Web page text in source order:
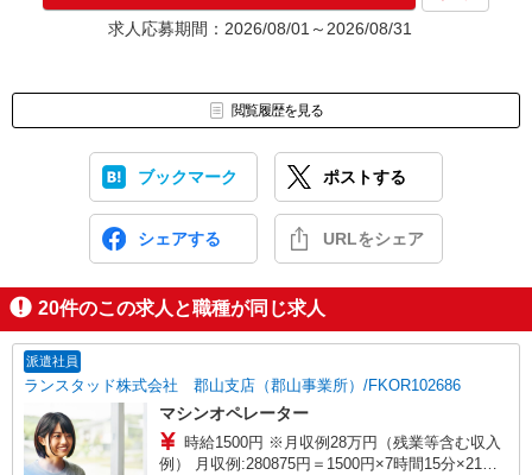
★入社前に配属先が決定する場合もございます。
いずれの場合も、入社された時点で給与が発生します。（当社規
株式会社テクノ・サービス 福島営業所
〒963-8002 福島県郡山市駅前2-10-15 三共郡山ビル北館4階
求人応募期間：2026/08/01～2026/08/31
閲覧履歴を見る
ブックマーク ポストする
シェアする URLをシェア
20件のこの求人と職種が同じ求人
派遣社員
ランスタッド株式会社 郡山支店（郡山事業所）/FKOR102686
マシンオペレーター
時給1500円 ※月収例28万円（残業等含む収入
例） 月収例:280875円＝1500円×7時間15分×21日